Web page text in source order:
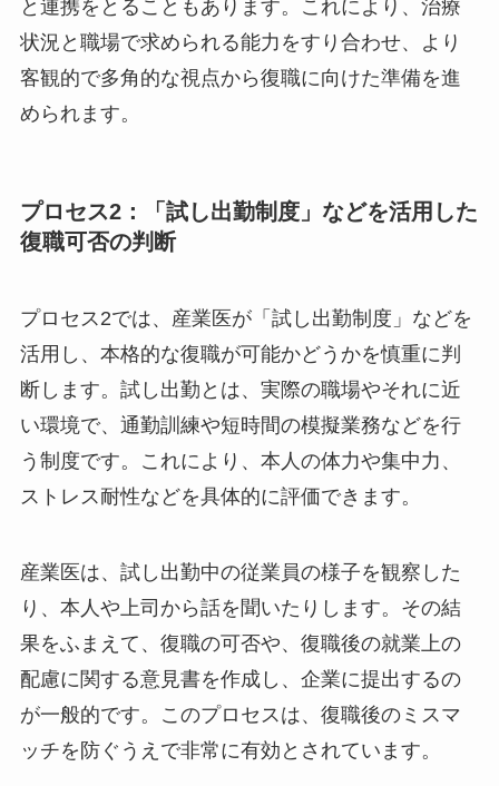
また、本人の同意を得たうえで、産業医が主治医
められます。
プロセス2：「試し出勤制度」などを活用し
た復職可否の判断
プロセス2では、産業医が「試し出勤制度」など
を活用し、本格的な復職が可能かどうかを慎重に
判断します。試し出勤とは、実際の職場やそれに
力、ストレス耐性などを具体的に評価できます。
産業医は、試し出勤中の従業員の様子を観察した
り、本人や上司から話を聞いたりします。その結
果をふまえて、復職の可否や、復職後の就業上の
CLOSE